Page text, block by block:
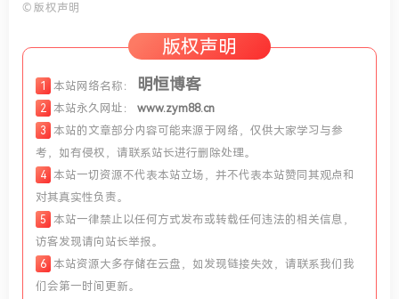
©版权声明
版权声明
1 本站网络名称： 明恒博客
2 本站永久网址：
www.zym88.cn
3 本站的文章部分内容可能来源于网络，仅供大家学习与参
考，如有侵权，请联系站长进行删除处理。
4 本站一切资源不代表本站立场，并不代表本站赞同其观点和
对其真实性负责。
5 本站一律禁止以任何方式发布或转载任何违法的相关信息，
访客发现请向站长举报。
6 本站资源大多存储在云盘，如发现链接失效，请联系我们我
们会第一时间更新。